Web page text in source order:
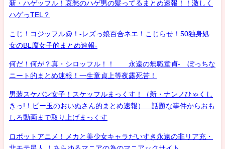
新・ハゲッフル！哀愁のハゲ男の髪ってるまとめ速報！！激しく
ハゲっTEL？
こじ！コジッフル@！-レズっ娘百合ネエ！こじらせ！50独身処
女のBL腐女子的まとめ速報-
何だ！何が？真・シロッフル！！ 永遠の無職童貞- ぼっちな
ニート的まとめ速報！一生童貞上等夜露死苦！
男装スケバン女子！スケッフルまっくす！（新・ナンノひゃくし
きっ!！ビー玉のおいぬさん的まとめ速報） 話題な事件からおも
しろ動画まで取り上げまっくす
ロボットアニメ！メカと美少女キャラだいすき永遠の非リア充・